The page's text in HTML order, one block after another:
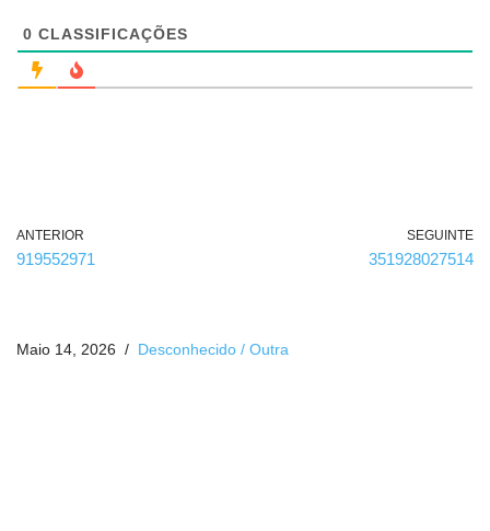
a
ó
0 CLASSIFICAÇÕES
ANTERIOR
919552971
SEGUINTE
351928027514
Maio 14, 2026 Desconhecido / Outra